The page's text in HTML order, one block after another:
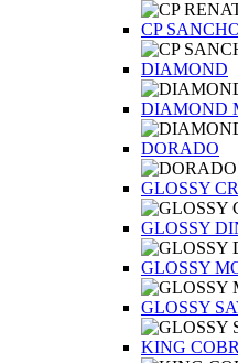
CP
DIAMOND
DIAMOND
DORADO
GLOSSY
GLOSSY
GLOSSY
GLOSSY
KING